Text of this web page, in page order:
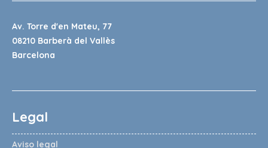
Av. Torre d'en Mateu, 77
08210 Barberà del Vallès
Barcelona
Legal
Aviso legal